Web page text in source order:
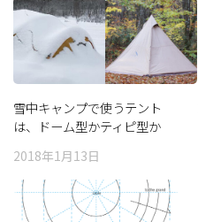
雪中キャンプで使うテント
は、ドーム型かティピ型か
2018年1月13日